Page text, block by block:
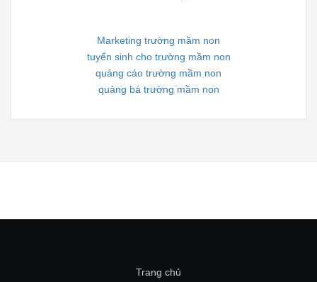
Marketing trường mầm non
tuyển sinh cho trường mầm non
quảng cáo trường mầm non
quảng bá trường mầm non
Trang chủ